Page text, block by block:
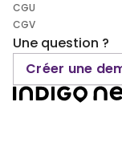
CGU
CGV
Une question ?
Créer une